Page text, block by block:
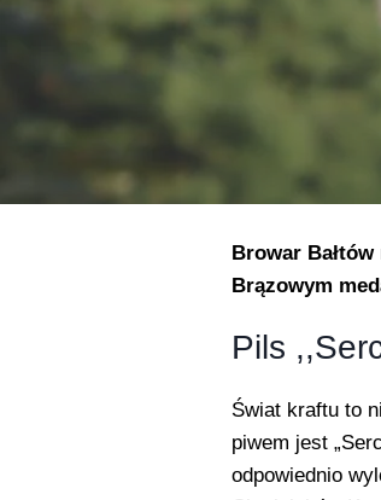
Browar
Brązowym
Pils
Świat kraftu to
piwem jest
odpowiednio